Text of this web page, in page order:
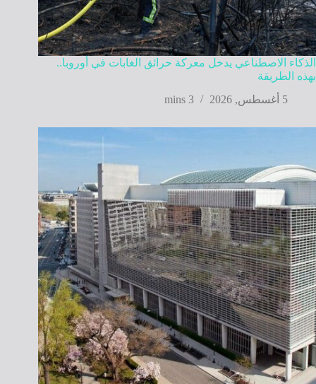
الذكاء الاصطناعي يدخل معركة حرائق الغابات في أوروبا..
بهذه الطريقة
5 أغسطس, 2026
3 mins